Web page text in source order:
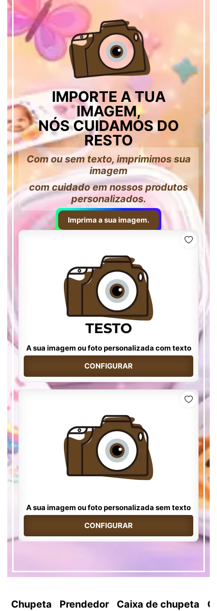
IMPORTE A TUA
IMAGEM,
NÓS CUIDAMOS DO
RESTO
Com ou sem texto, imprimimos sua
imagem
com cuidado em nossos produtos
personalizados.
Imprima a sua imagem.
A sua imagem ou foto personalizada com texto
CONFIGURAR
A sua imagem ou foto personalizada sem texto
CONFIGURAR
Chupeta Prendedor Caixa de chupeta